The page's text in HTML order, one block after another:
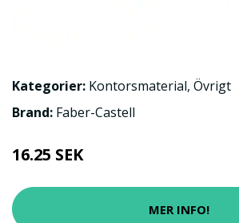
Kategorier: Kontorsmaterial, Övrigt
Brand: Faber-Castell
16.25 SEK
MER INFO!